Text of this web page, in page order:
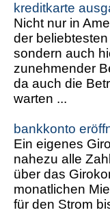
kreditkarte
Nicht nur in
der
sondern auch
zunehmender
da auch die
warten ...
bankkonto
Ein eigenes
nahezu alle
über das
monatlichen
für den Strom